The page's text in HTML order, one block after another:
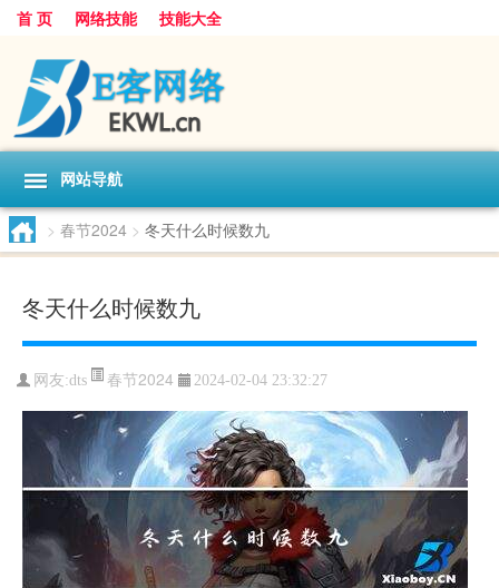
首 页 网络技能 技能大全
网站导航
> 春节2024 > 冬天什么时候数九
冬天什么时候数九
网友:dts 春节2024 2024-02-04 23:32:27